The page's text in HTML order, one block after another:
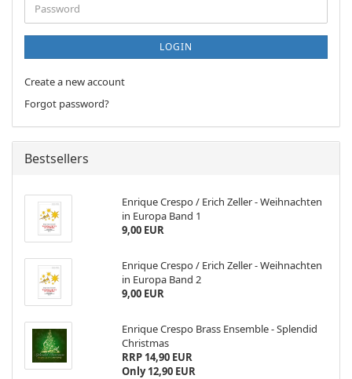
Password
LOGIN
Create a new account
Forgot password?
Bestsellers
Enrique Crespo / Erich Zeller - Weihnachten
in Europa Band 1
9,00 EUR
Enrique Crespo / Erich Zeller - Weihnachten
in Europa Band 2
9,00 EUR
Enrique Crespo Brass Ensemble - Splendid
Christmas
RRP 14,90 EUR
Only 12,90 EUR